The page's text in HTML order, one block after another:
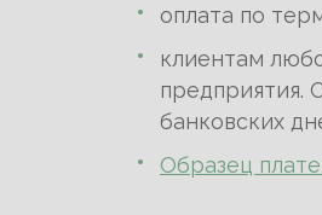
оплата по
клиентам
предприятия.
банковских
Образец